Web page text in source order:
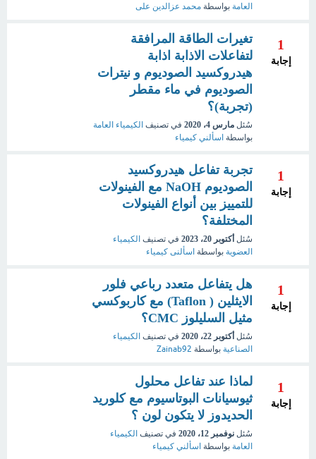
العامة بواسطة محمد عزالدين على
1
إجابة
تغيرات الطاقة المرافقة
لتفاعلات الاذابة اذابة
هيدروكسيد الصوديوم و نيترات
الصوديوم في ماء مقطر
(تجربة)؟
سُئل مارس 4، 2020 في تصنيف الكيمياء العامة
بواسطة اسألني كيمياء
1
إجابة
تجربة تفاعل هيدروكسيد
الصوديوم NaOH مع الفينولات
للتمييز بين أنواع الفينولات
المختلفة؟
سُئل أكتوبر 20، 2023 في تصنيف الكيمياء
العضوية بواسطة اسألنى كيمياء
1
إجابة
هل يتفاعل متعدد رباعي فلور
الايثلين ( Taflon) مع كاربوكسي
مثيل السليلوز CMC؟
سُئل أكتوبر 22، 2020 في تصنيف الكيمياء
الصناعية بواسطة Zainab92
1
إجابة
لماذا عند تفاعل محلول
ثيوسيانات البوتاسيوم مع كلوريد
الحديدوز لا يتكون لون ؟
سُئل نوفمبر 12، 2020 في تصنيف الكيمياء
العامة بواسطة اسألني كيمياء